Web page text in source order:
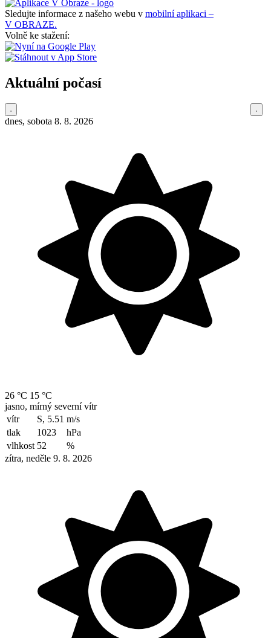
Sledujte informace z našeho webu v mobilní aplikaci –
V OBRAZE.
Volně ke stažení:
Aktuální počasí
dnes, sobota 8. 8. 2026
26 °C 15 °C
jasno, mírný severní vítr
vítr
S, 5.51 m/s
tlak
1023
hPa
vlhkost 52
%
zítra, neděle 9. 8. 2026